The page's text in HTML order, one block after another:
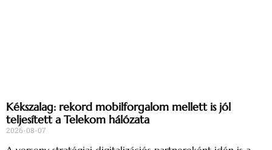
Kékszalag: rekord mobilforgalom mellett is jól
teljesített a Telekom hálózata
2026-08-07